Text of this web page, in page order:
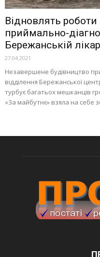
Відновлять роботи
приймально-
Бережанській
27.04.2021
Незавершене будівництво
відділення Бережанської
турбує багатьох мешканців
«За майбутнє» взяла на себе